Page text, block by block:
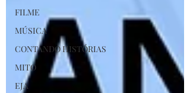
FILME
MÚSICA
CONTANDO HISTÓRIAS
MITO
EJA